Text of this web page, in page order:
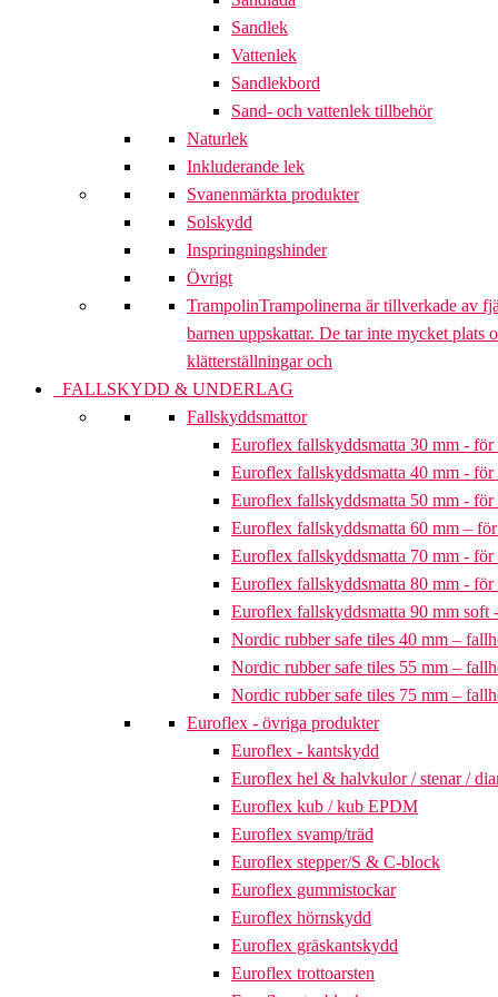
Sandlek
Vattenlek
Sandlekbord
Sand- och vattenlek tillbehör
Naturlek
Inkluderande lek
Svanenmärkta produkter
Solskydd
Inspringningshinder
Övrigt
TrampolinTrampolinerna är tillverkade av
barnen uppskattar. De tar inte mycket plats
klätterställningar och
FALLSKYDD & UNDERLAG
Fallskyddsmattor
Euroflex fallskyddsmatta 30 mm -
Euroflex fallskyddsmatta 40 mm -
Euroflex fallskyddsmatta 50 mm -
Euroflex fallskyddsmatta 60 mm –
Euroflex fallskyddsmatta 70 mm -
Euroflex fallskyddsmatta 80 mm -
Euroflex fallskyddsmatta 90 mm soft
Nordic rubber safe tiles 40 mm –
Nordic rubber safe tiles 55 mm –
Nordic rubber safe tiles 75 mm –
Euroflex - övriga produkter
Euroflex - kantskydd
Euroflex hel & halvkulor / stenar /
Euroflex kub / kub EPDM
Euroflex svamp/träd
Euroflex stepper/S & C-block
Euroflex gummistockar
Euroflex hörnskydd
Euroflex gräskantskydd
Euroflex trottoarsten